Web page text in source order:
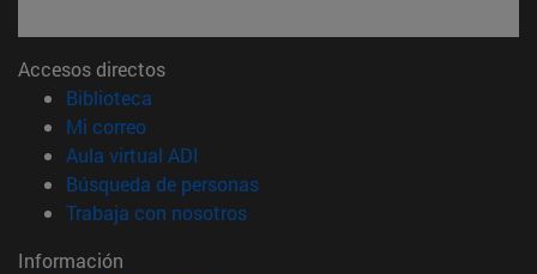
Accesos directos
Biblioteca
Mi correo(abre en nueva ventana)
Aula virtual ADI
Búsqueda de personas(abre en nueva ventana)
Trabaja con nosotros(abre en nueva ventana)
Información